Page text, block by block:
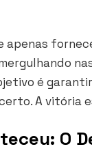
apenas
é
A vitória
O